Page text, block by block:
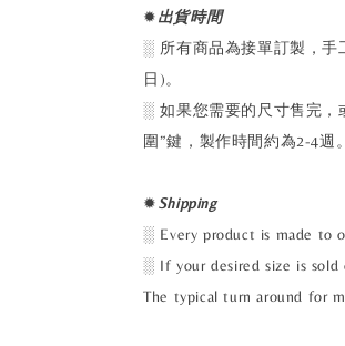
✹出貨時間
░ 所有商品為接單訂製，手
日)。
░ 如果您需要的尺寸售完，
圍”鍵，製作時間約為2-4週。
✹Shipping
░ Every product is made to
░ If your desired size is sold
The typical turn around for